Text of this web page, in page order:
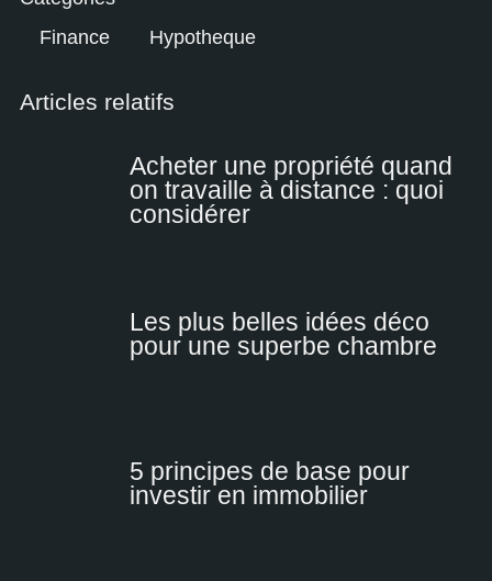
Finance
Hypotheque
Articles relatifs
Acheter une propriété quand
on travaille à distance : quoi
considérer
Les plus belles idées déco
pour une superbe chambre
5 principes de base pour
investir en immobilier